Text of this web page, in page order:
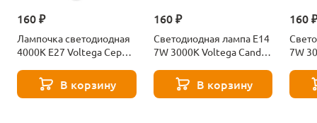
160 ₽
Лампочка светодиодная
4000К Е27 Voltega Серия
В корзину
160 ₽
Светодиодная лампа E14
7W 3000K Voltega Candle
В корзину
160
7W